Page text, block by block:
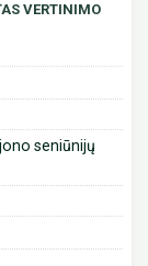
VERTINIMO
seniūnijų